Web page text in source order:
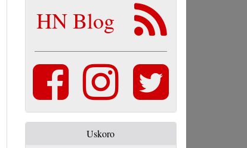
HN Blog
Uskoro